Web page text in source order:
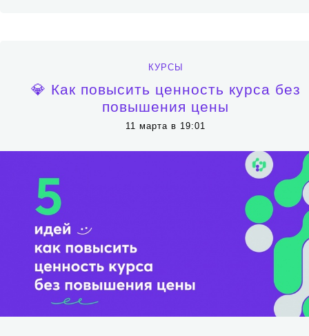
КУРСЫ
💎 Как повысить ценность курса без
повышения цены
11 марта в 19:01